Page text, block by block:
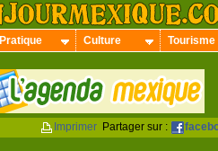
Pratique Culture Tourisme
Imprimer Partager sur :